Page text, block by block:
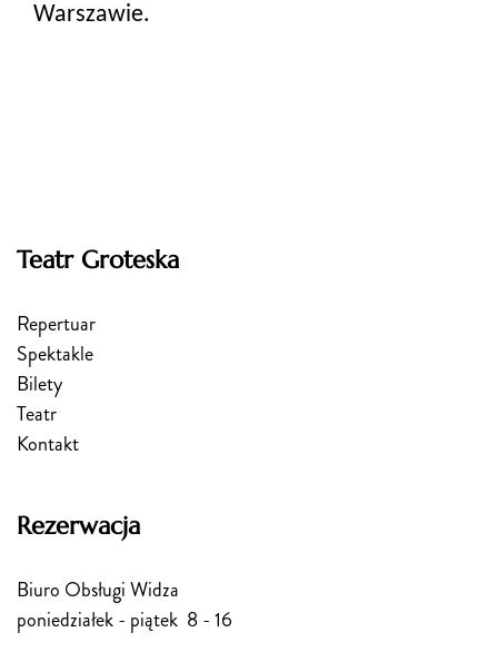
Warszawie.
Teatr Groteska
Repertuar
Spektakle
Bilety
Teatr
Kontakt
Rezerwacja
Biuro Obsługi Widza
poniedziałek - piątek 8 - 16